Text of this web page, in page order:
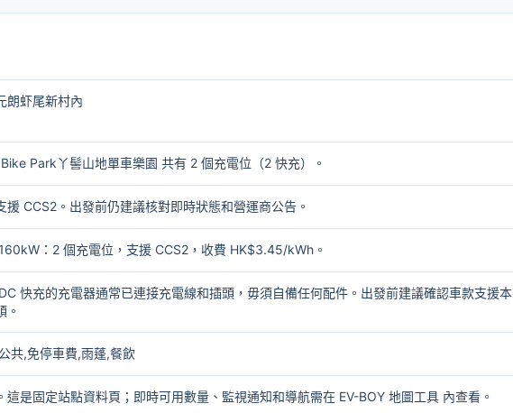
朗虾尾新村內
Park丫髻山地單車樂園 共有 2 個充電位（2 快充）。
援 CCS2。出發前仍建議核對即時狀態和營運商公告。
：2 個充電位，支援 CCS2，收費 HK$3.45/kWh。
快充的充電器通常已連接充電線和插頭，毋須自備任何配件。出發前建議確認車款支援本
。
共,免停車費,雨蓬,餐飲
這是固定站點資料頁；即時可用數量、監視通知和導航需在 EV-BOY 地圖工具 內查看。